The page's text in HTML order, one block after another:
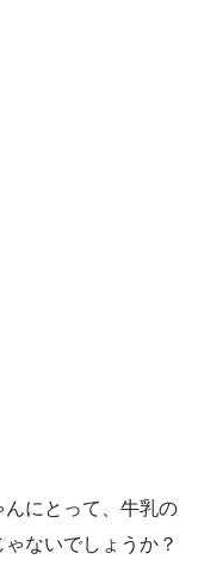
んにとって、牛乳の
ないでしょうか？